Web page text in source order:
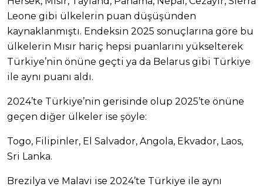
Leone gibi ülkelerin puan düşüşünden
kaynaklanmıştı. Endeksin 2025 sonuçlarına göre bu
ülkelerin Mısır hariç hepsi puanlarını yükselterek
Türkiye’nin önüne geçti ya da Belarus gibi Türkiye
ile aynı puanı aldı.
2024’te Türkiye’nin gerisinde olup 2025’te önüne
geçen diğer ülkeler ise şöyle:
Togo, Filipinler, El Salvador, Angola, Ekvador, Laos,
Sri Lanka.
Brezilya ve Malavi ise 2024’te Türkiye ile aynı